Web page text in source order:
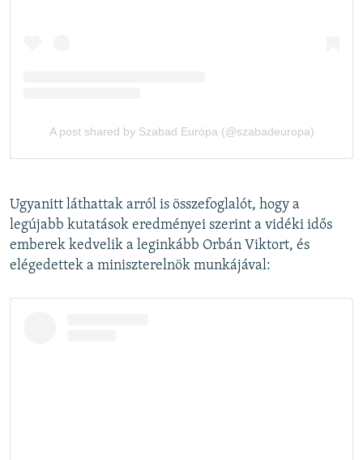
Ugyanitt láthattak arról is összefoglalót, hogy a
legújabb kutatások eredményei szerint a vidéki idős
emberek kedvelik a leginkább Orbán Viktort, és
elégedettek a miniszterelnök munkájával: